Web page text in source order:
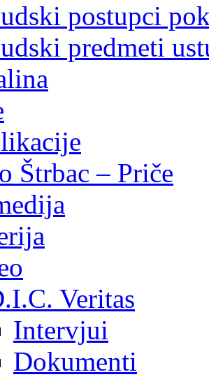
postupci
predmeti
Štrbac – Priče
Veritas
Intervjui
Dokumenti